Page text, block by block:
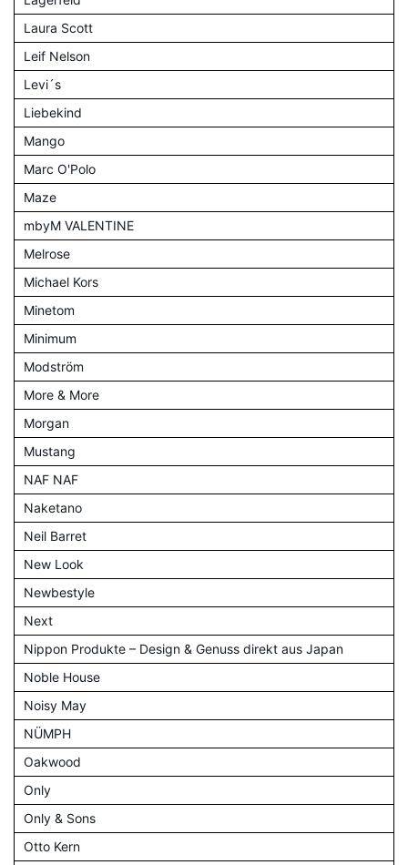
Laura Scott
Leif Nelson
Levi´s
Liebekind
Mango
Marc O'Polo
Maze
mbyM VALENTINE
Melrose
Michael Kors
Minetom
Minimum
Modström
More & More
Morgan
Mustang
NAF NAF
Naketano
Neil Barret
New Look
Newbestyle
Next
Nippon Produkte – Design & Genuss direkt aus Japan
Noble House
Noisy May
NÜMPH
Oakwood
Only
Only & Sons
Otto Kern